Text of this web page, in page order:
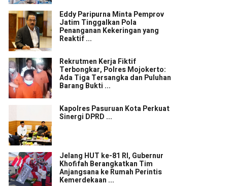
Eddy Paripurna Minta Pemprov
Jatim Tinggalkan Pola
Penanganan Kekeringan yang
Reaktif ...
Rekrutmen Kerja Fiktif
Terbongkar, Polres Mojokerto:
Ada Tiga Tersangka dan Puluhan
Barang Bukti ...
Kapolres Pasuruan Kota Perkuat
Sinergi DPRD ...
Jelang HUT ke-81 RI, Gubernur
Khofifah Berangkatkan Tim
Anjangsana ke Rumah Perintis
Kemerdekaan ...